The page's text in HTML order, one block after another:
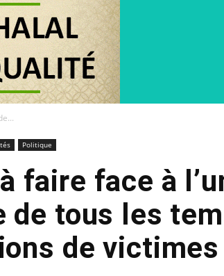
Politique
faire face à
tous les
de victimes